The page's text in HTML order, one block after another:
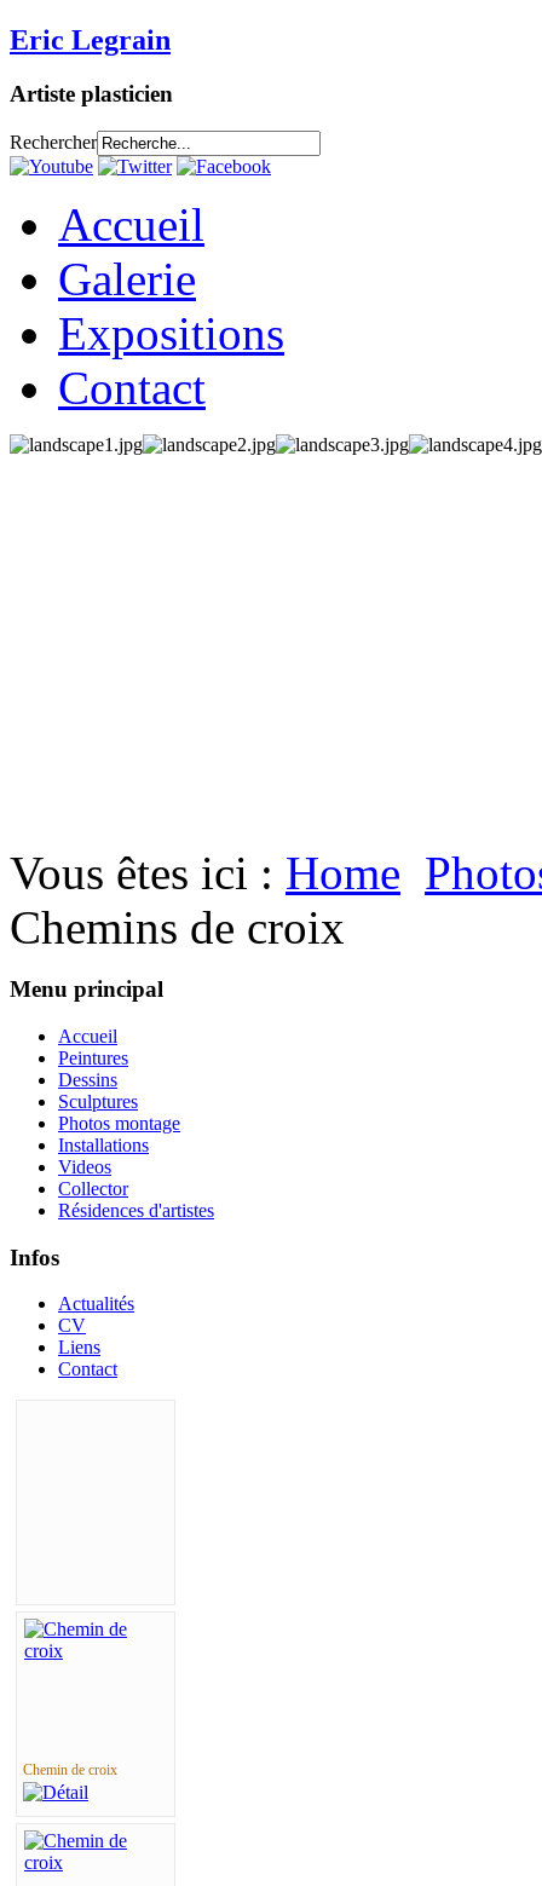
Eric Legrain
Artiste plasticien
Rechercher
Accueil
Galerie
Expositions
Contact
Vous êtes ici : Home
Chemins de croix
Menu principal
Accueil
Peintures
Dessins
Sculptures
Photos montage
Installations
Videos
Collector
Résidences d'artistes
Infos
Actualités
CV
Liens
Contact
Chemin de croix